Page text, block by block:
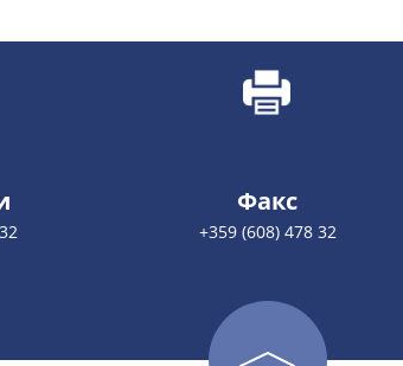
Факс
+359 (608) 478 32